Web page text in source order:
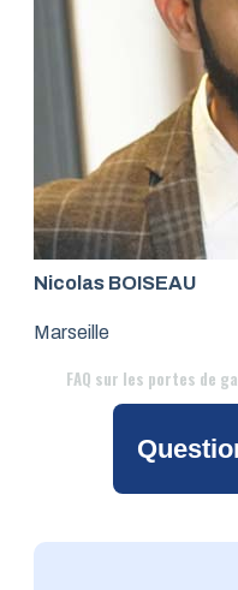
Nicolas BOISEAU
Marseille
FAQ sur les portes de